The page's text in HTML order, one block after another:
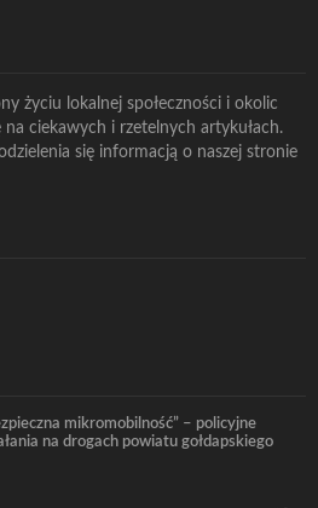
życiu lokalnej społeczności i okolic
na ciekawych i rzetelnych artykułach.
się informacją o naszej stronie
mikromobilność” – policyjne
na drogach powiatu gołdapskiego